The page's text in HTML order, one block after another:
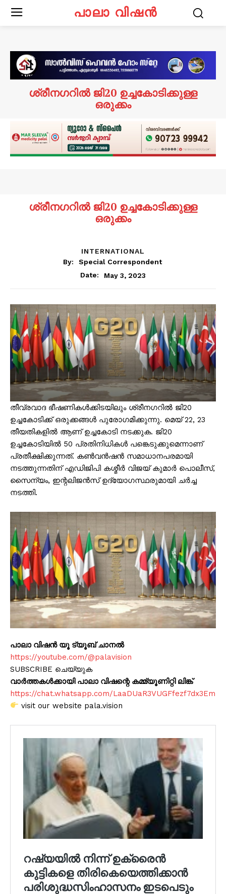
പാലാ വിഷൻ
ശ്രീനഗറിൽ ജി20 ഉച്ചകോടിക്കുള്ള
ഒരുക്കം
ശ്രീനഗറിൽ ജി20 ഉച്ചകോടിക്കുള്ള
ഒരുക്കം
INTERNATIONAL
By:
Special Correspondent
Date:
May 3, 2023
തീവ്രവാദ ഭീഷണികൾക്കിടയിലും ശ്രീനഗറിൽ ജി20
ഉച്ചകോടിക്ക് ഒരുക്കങ്ങൾ പുരോഗമിക്കുന്നു. മെയ് 22, 23
തീയതികളിൽ ആണ് ഉച്ചകോടി നടക്കുക. ജി20
ഉച്ചകോടിയിൽ 50 പ്രതിനിധികൾ പങ്കെടുക്കുമെന്നാണ്
പ്രതീക്ഷിക്കുന്നത്. കൺവൻഷൻ സമാധാനപരമായി
നടത്തുന്നതിന് എഡിജിപി കശ്മീർ വിജയ് കുമാർ പൊലീസ്,
സൈന്യം, ഇന്റലിജൻസ് ഉദ്യോഗസ്ഥരുമായി ചർച്ച
നടത്തി.
പാലാ വിഷൻ യൂ ട്യൂബ് ചാനൽ
https://youtube.com/@palavision
SUBSCRIBE ചെയ്യുക
വാർത്തകൾക്കായി പാലാ വിഷന്റെ കമ്മ്യൂണിറ്റി ലിങ്ക്
https://chat.whatsapp.com/LaaDUaR3VUGFfezf7dx3Em
visit our website pala.vision